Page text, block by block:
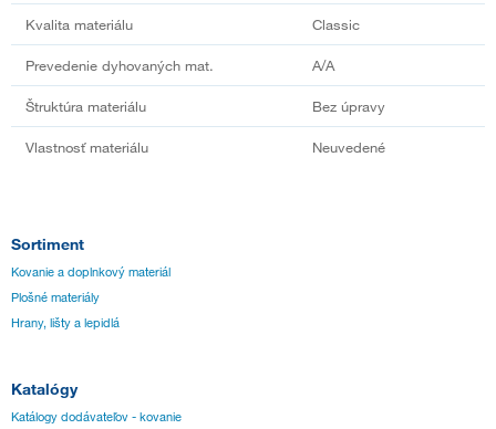
Kvalita materiálu Classic
Prevedenie dyhovaných mat. A/A
Štruktúra materiálu Bez úpravy
Vlastnosť materiálu Neuvedené
Sortiment
Kovanie a doplnkový materiál
Plošné materiály
Hrany, lišty a lepidlá
Katalógy
Katálogy dodávateľov - kovanie